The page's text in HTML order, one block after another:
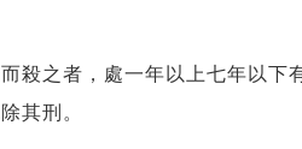
殺之者，處一年以上七年以
其刑。